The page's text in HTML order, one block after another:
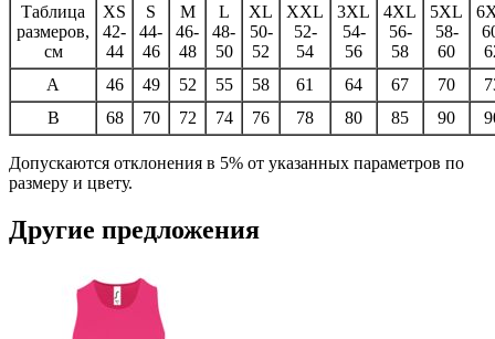
Таблица
размеров,
см
XS
42-
44
S
44-
46
M
46-
48
L
48-
50
XL
50-
52
XXL
52-
54
3XL
54-
56
4XL
56-
58
5XL
58-
60
A
46 49 52 55 58 61 64 67 70
B
68 70 72 74 76 78 80 85 90
Допускаются отклонения в 5% от указанных параметров по
размеру и цвету.
Другие предложения